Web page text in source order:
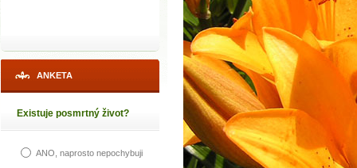
ANKETA
Existuje posmrtný život?
ANO, naprosto nepochybuji